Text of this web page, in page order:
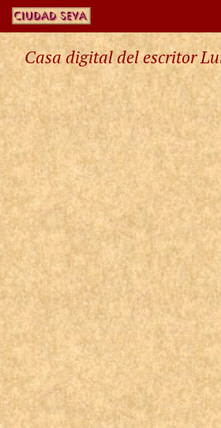
Casa digital del escritor